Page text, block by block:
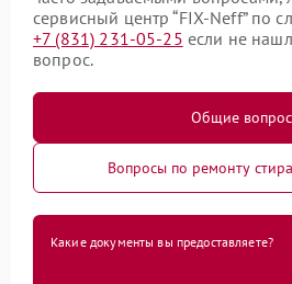
сервисный центр “FIX-Neff” по
+7 (831) 231-05-25 если не
вопрос.
Общие
Вопросы по ремонту
Какие документы вы предоставляете?